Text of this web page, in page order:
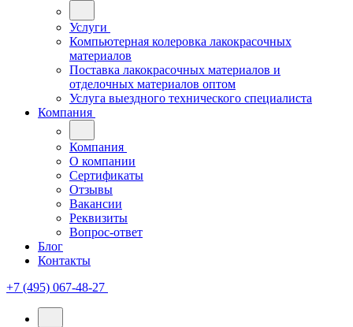
Услуги
Компьютерная колеровка лакокрасочных
материалов
Поставка лакокрасочных материалов и
отделочных материалов оптом
Услуга выездного технического специалиста
Компания
Компания
О компании
Сертификаты
Отзывы
Вакансии
Реквизиты
Вопрос-ответ
Блог
Контакты
+7 (495) 067-48-27